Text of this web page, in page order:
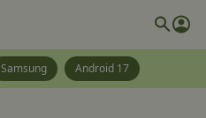
Samsung Android 17